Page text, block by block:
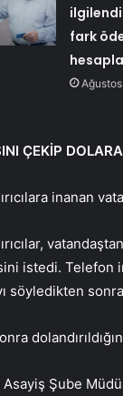
fark
ÇEKİP
inanan
istedi. Telefon
söyledikten
Şube